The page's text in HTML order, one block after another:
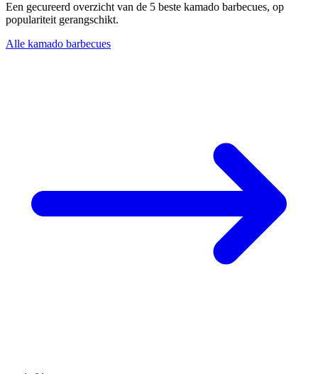
Een gecureerd overzicht van de 5 beste kamado barbecues, op
populariteit gerangschikt.
Alle kamado barbecues